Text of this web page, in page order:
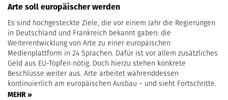
Arte soll europäischer werden
Es sind hochgesteckte Ziele, die vor einem Jahr die Regierungen
in Deutschland und Frankreich bekannt gaben: die
Weiterentwicklung von Arte zu einer europäischen
Medienplattform in 24 Sprachen. Dafür ist vor allem zusätzliches
Geld aus EU-Töpfen nötig. Doch hierzu stehen konkrete
Beschlüsse weiter aus. Arte arbeitet währenddessen
kontinuierlich am europäischen Ausbau – und sieht Fortschritte.
MEHR »